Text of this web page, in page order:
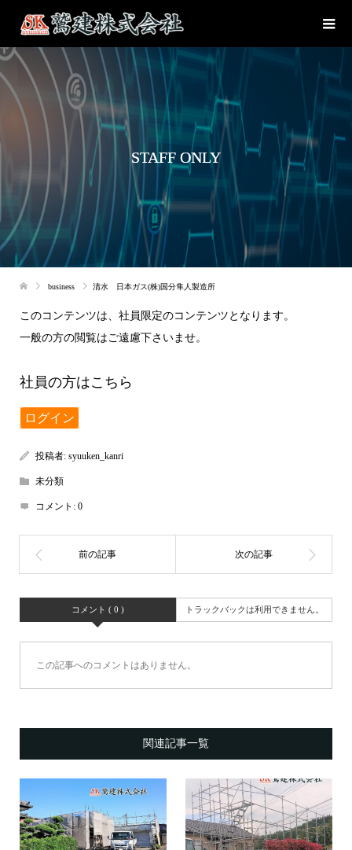
STAFF ONLY
business 清水 日本ガス(株)国分隼人製造所
このコンテンツは、社員限定のコンテンツとなります。
一般の方の閲覧はご遠慮下さいませ。
社員の方はこちら
ログイン
投稿者: syuuken_kanri
未分類
コメント: 0
コメント ( 0 ) トラックバックは利用できません。
この記事へのコメントはありません。
関連記事一覧